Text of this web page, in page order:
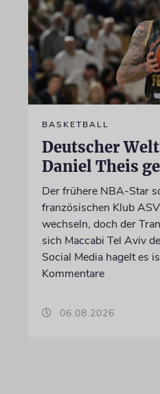
BASKETBALL
Deutscher
Daniel Theis
Der frühere NBA-Star
französischen Klub
wechseln, doch der
sich Maccabi Tel Aviv
Social Media hagelt es
Kommentare
06.08.2026